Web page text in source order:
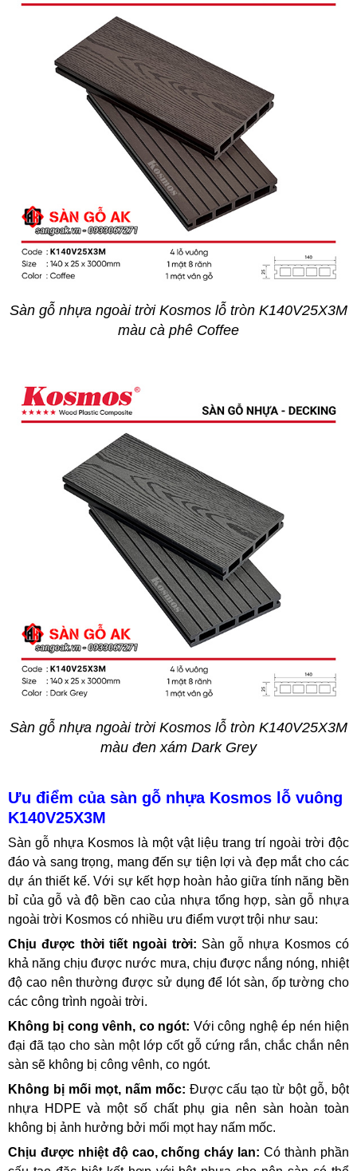
Sàn gỗ nhựa ngoài trời Kosmos lỗ tròn K140V25X3M
màu cà phê Coffee
Sàn gỗ nhựa ngoài trời Kosmos lỗ tròn K140V25X3M
màu đen xám Dark Grey
Ưu điểm của sàn gỗ nhựa Kosmos lỗ vuông
K140V25X3M
Sàn gỗ nhựa Kosmos là một vật liệu trang trí ngoài trời độc
đáo và sang trọng, mang đến sự tiện lợi và đẹp mắt cho các
dự án thiết kế. Với sự kết hợp hoàn hảo giữa tính năng bền
bỉ của gỗ và độ bền cao của nhựa tổng hợp, sàn gỗ nhựa
ngoài trời Kosmos có nhiều ưu điểm vượt trội như sau:
Chịu được thời tiết ngoài trời: Sàn gỗ nhựa Kosmos có
khả năng chịu được nước mưa, chịu được nắng nóng, nhiệt
độ cao nên thường được sử dụng để lót sàn, ốp tường cho
các công trình ngoài trời.
Không bị cong vênh, co ngót: Với công nghệ ép nén hiện
đại đã tạo cho sàn một lớp cốt gỗ cứng rắn, chắc chắn nên
sàn sẽ không bị công vênh, co ngót.
Không bị mối mọt, nấm mốc: Được cấu tạo từ bột gỗ, bột
nhựa HDPE và một số chất phụ gia nên sàn hoàn toàn
không bị ảnh hưởng bởi mối mọt hay nấm mốc.
Chịu được nhiệt độ cao, chống cháy lan:Có thành phần